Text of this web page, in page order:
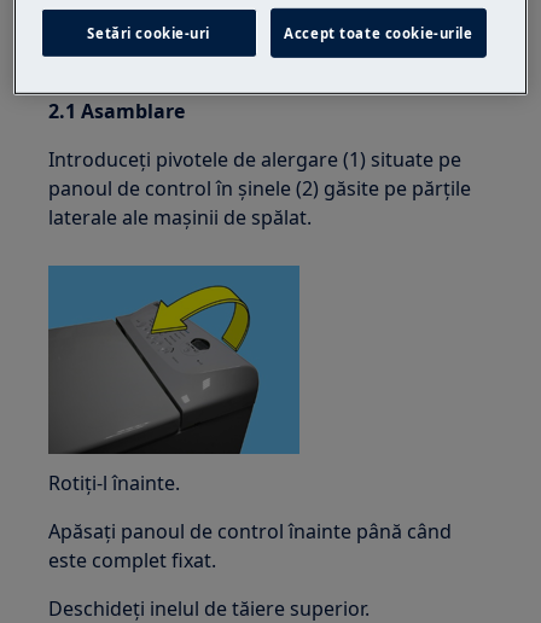
control.
Mutați-l spre spate.
2.1 Asamblare
Introduceți pivotele de alergare (1) situate pe
panoul de control în șinele (2) găsite pe părțile
laterale ale mașinii de spălat.
Rotiți-l înainte.
Apăsați panoul de control înainte până când
este complet fixat.
Deschideți inelul de tăiere superior.
Setări cookie-uri Accept toate cookie-urile